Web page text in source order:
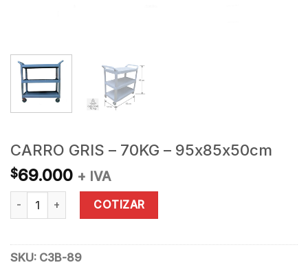
CARRO GRIS – 70KG – 95x85x50cm
$69.000 + IVA
CARRO GRIS - 70KG - 95x85x50cm quantity
COTIZAR
SKU: C3B-89